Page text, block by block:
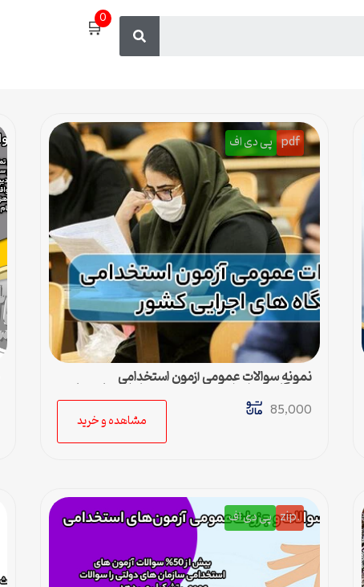
🛒0
pdf پی دی اف
نمونه سوالات عمومی آزمون استخدامی
دستگاه‌های اجرایی کشور | بسته کامل + پاسخنامه
85,000
مشاهده و خرید
.zip پی دی اف